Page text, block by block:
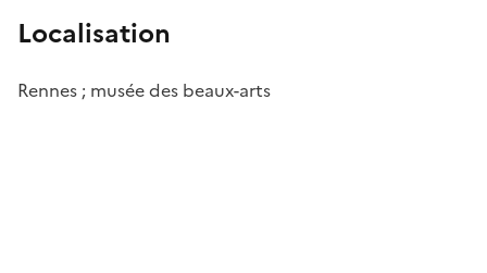
Localisation
Rennes ; musée des beaux-arts